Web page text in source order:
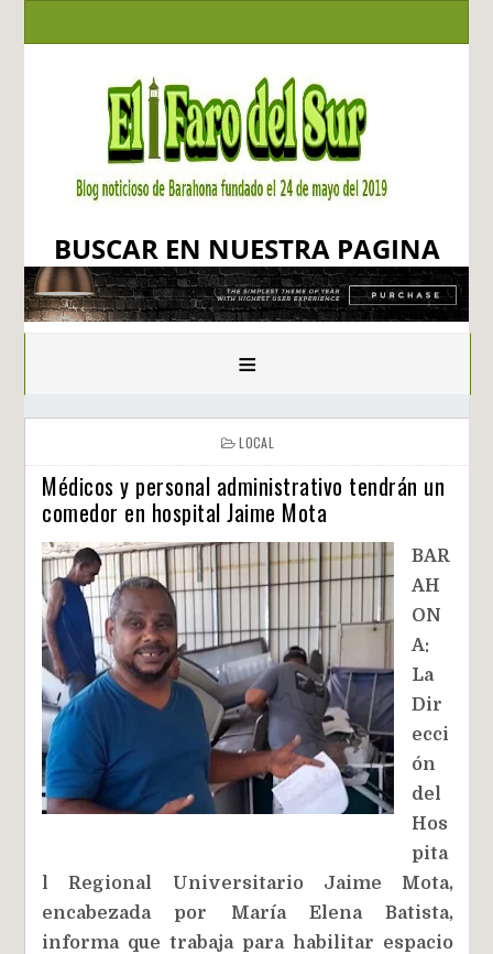
BUSCAR EN NUESTRA PAGINA
≡
LOCAL
Médicos y personal administrativo tendrán un
comedor en hospital Jaime Mota
BAR
AH
ON
A:
La
Dir
ecci
ón
del
Hos
pita
l Regional Universitario Jaime Mota,
encabezada por María Elena Batista,
informa que trabaja para habilitar espacio